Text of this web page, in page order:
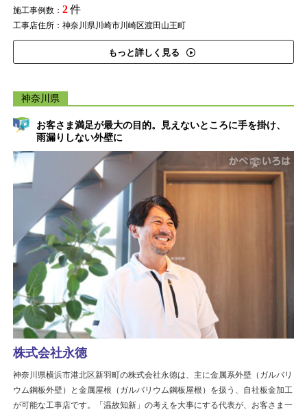
施工事例数： 2件
工事店住所：神奈川県川崎市川崎区渡田山王町
もっと詳しく見る
神奈川県
お客さま満足が最大の目的。見えないところに手を掛け、
雨漏りしない外壁に
株式会社永徳
神奈川県横浜市港北区新羽町の株式会社永徳は、主に金属系外壁（ガルバリ
ウム鋼板外壁）と金属屋根（ガルバリウム鋼板屋根）を扱う、自社板金加工
が可能な工事店です。「温故知新」の考えを大事にする代表が、お客さま一